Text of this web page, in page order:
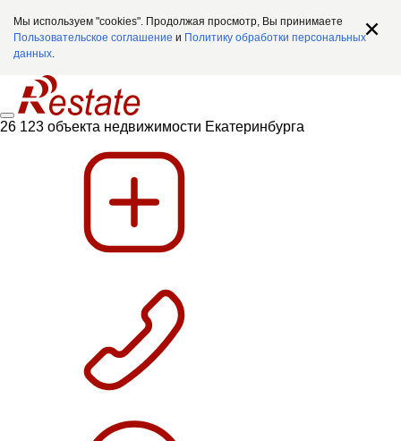
Мы используем "cookies". Продолжая просмотр, Вы принимаете
Пользовательское соглашение и Политику обработки персональных
данных.
26 123 объекта недвижимости Екатеринбурга